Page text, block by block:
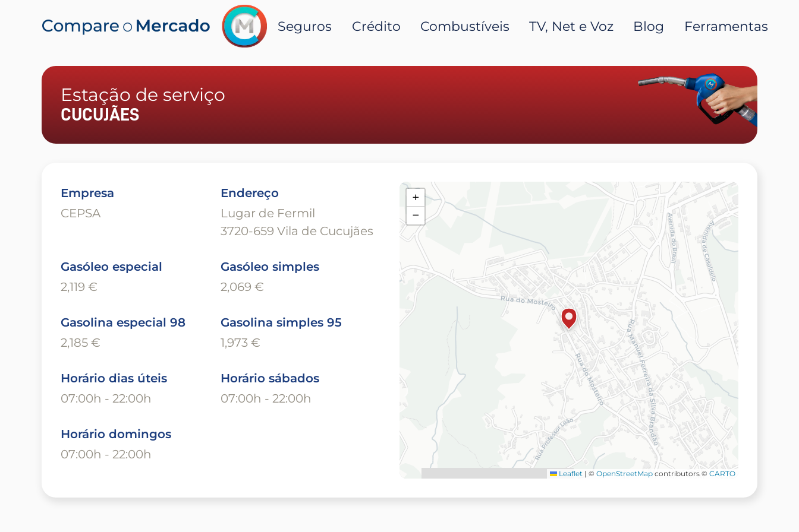
Seguros Crédito Combustíveis TV, Net e Voz Blog Ferramentas
Estação de serviço
CUCUJÃES
Empresa
CEPSA
Endereço
Lugar de Fermil
3720-659 Vila de Cucujães
Gasóleo especial
2,119 €
Gasóleo simples
2,069 €
Gasolina especial 98
2,185 €
Gasolina simples 95
1,973 €
Horário dias úteis
07:00h - 22:00h
Horário sábados
07:00h - 22:00h
Horário domingos
07:00h - 22:00h
+
−
Leaflet | © OpenStreetMap contributors © CARTO